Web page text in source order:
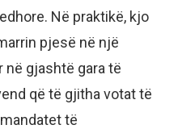
Në praktikë, kjo
pjesë në një
në gjashtë gara të
që të gjitha votat të
të